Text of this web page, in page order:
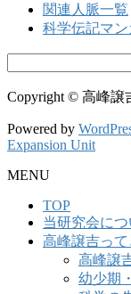
関連人脈一覧
科学伝記マ
Copyright © 高峰譲
Powered by
Expansion Unit
MENU
TOP
当研究会につ
高峰譲吉って
高峰譲
幼少期